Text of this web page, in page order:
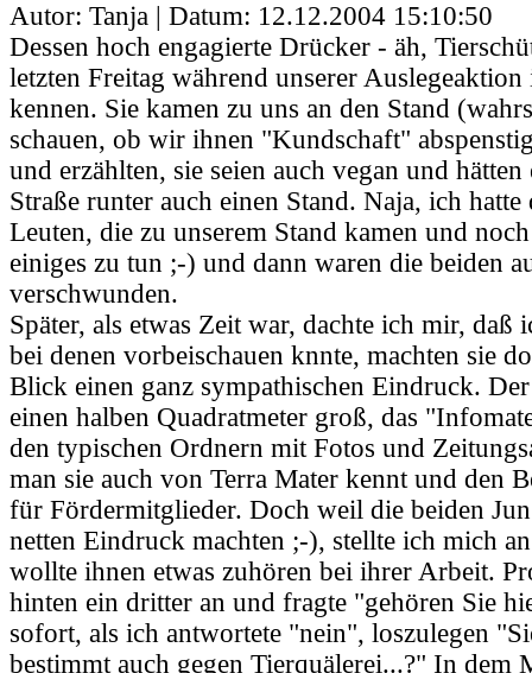
Autor: Tanja | Datum: 12.12.2004 15:10:50
Dessen hoch engagierte Drücker - äh,
letzten Freitag während unserer
kennen. Sie kamen zu uns an den Stand
schauen, ob wir ihnen "Kundschaft"
und erzählten, sie seien auch vegan und
Straße runter auch einen Stand. Naja, ich
Leuten, die zu unserem Stand kamen und
einiges zu tun ;-) und dann waren die beiden
verschwunden.
Später, als etwas Zeit war, dachte ich mir, daß
bei denen vorbeischauen knnte, machten sie
Blick einen ganz sympathischen Eindruck.
einen halben Quadratmeter groß, das
den typischen Ordnern mit Fotos und
man sie auch von Terra Mater kennt und den
für Fördermitglieder. Doch weil die beiden
netten Eindruck machten ;-), stellte ich mich
wollte ihnen etwas zuhören bei ihrer Arbeit.
hinten ein dritter an und fragte "gehören Sie
sofort, als ich antwortete "nein", loszulegen
bestimmt auch gegen Tierquälerei...?" In dem